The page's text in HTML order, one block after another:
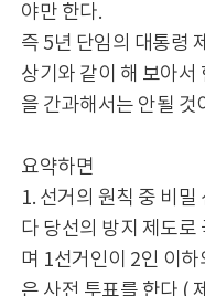
야만 한다.
즉 5년 단임의 대통령
상기와 같이 해 보아
을 간과해서는 안될 것
요약하면
1. 선거의 원칙 중 비
다 당선의 방지 제도
며 1선거인이 2인 이
은 사전 투표를 한다 (